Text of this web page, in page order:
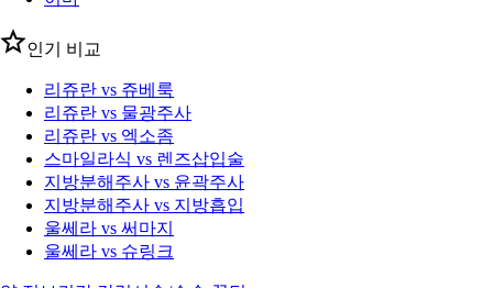
인기 비교
리쥬란 vs 쥬베룩
리쥬란 vs 물광주사
리쥬란 vs 엑소좀
스마일라식 vs 렌즈삽입술
지방분해주사 vs 윤곽주사
지방분해주사 vs 지방흡입
울쎄라 vs 써마지
울쎄라 vs 슈링크